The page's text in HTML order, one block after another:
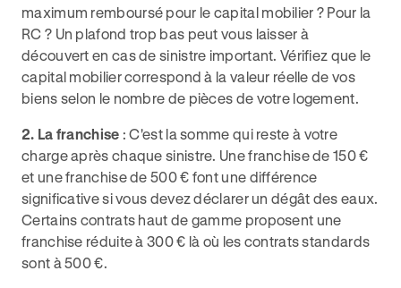
maximum remboursé pour le capital mobilier ? Pour la
RC ? Un plafond trop bas peut vous laisser à
découvert en cas de sinistre important. Vérifiez que le
capital mobilier correspond à la valeur réelle de vos
biens selon le nombre de pièces de votre logement.
2. La franchise : C'est la somme qui reste à votre
charge après chaque sinistre. Une franchise de 150 €
et une franchise de 500 € font une différence
significative si vous devez déclarer un dégât des eaux.
Certains contrats haut de gamme proposent une
franchise réduite à 300 € là où les contrats standards
sont à 500 €.